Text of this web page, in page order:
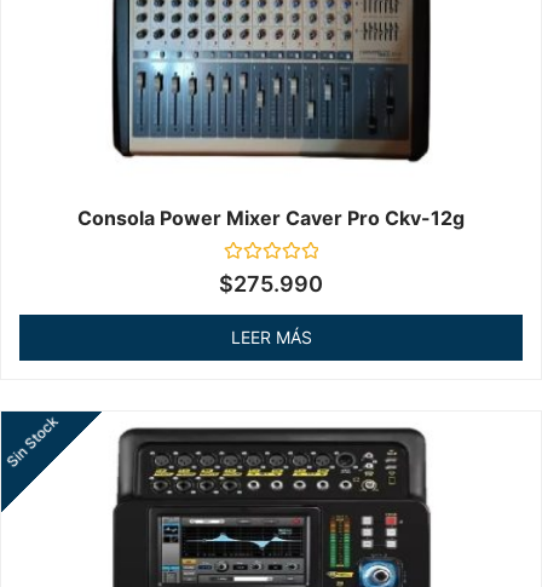
Consola Power Mixer Caver Pro Ckv-12g
Valorado
en
de
$275.990
LEER MÁS
Sin Stock